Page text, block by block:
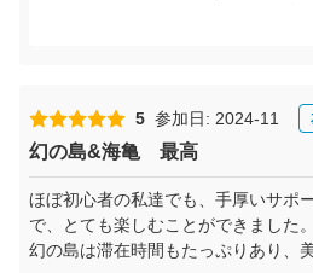
マンタやウミガメに会えたことが最
で、私たちも本当に嬉しいです。
1日楽しんでいただけたようで何よ
い出作りのお手伝いができたこと、
しております。
5 参加日: 2024-11
幻の島&海亀 最高
ほぼ初心者の私達でも、手厚いサポ
で、とても楽しむことができました。
幻の島は滞在時間もたっぷりあり、